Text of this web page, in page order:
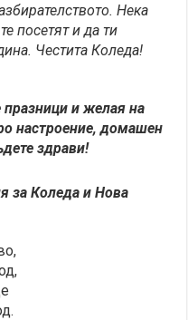
Нека
посетят и да ти
Честита Коледа!
и желая на
настроение, домашен
здрави!